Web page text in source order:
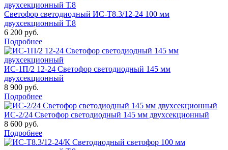
Светофор светодиодный ИС-Т8.3/12-24 100 мм
двухсекционный Т.8
6 200 руб.
Подробнее
ИС-1П/2 12-24 Светофор светодиодный 145 мм
двухсекционный
8 900 руб.
Подробнее
ИС-2/24 Светофор светодиодный 145 мм двухсекционный
8 600 руб.
Подробнее